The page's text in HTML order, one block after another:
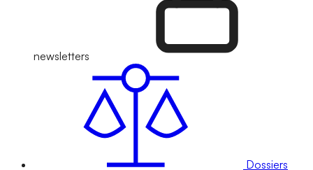
newsletters
Dossiers